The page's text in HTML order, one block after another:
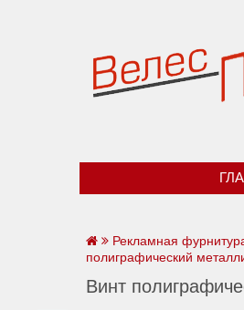
Рекламная
полиграфический
Винт